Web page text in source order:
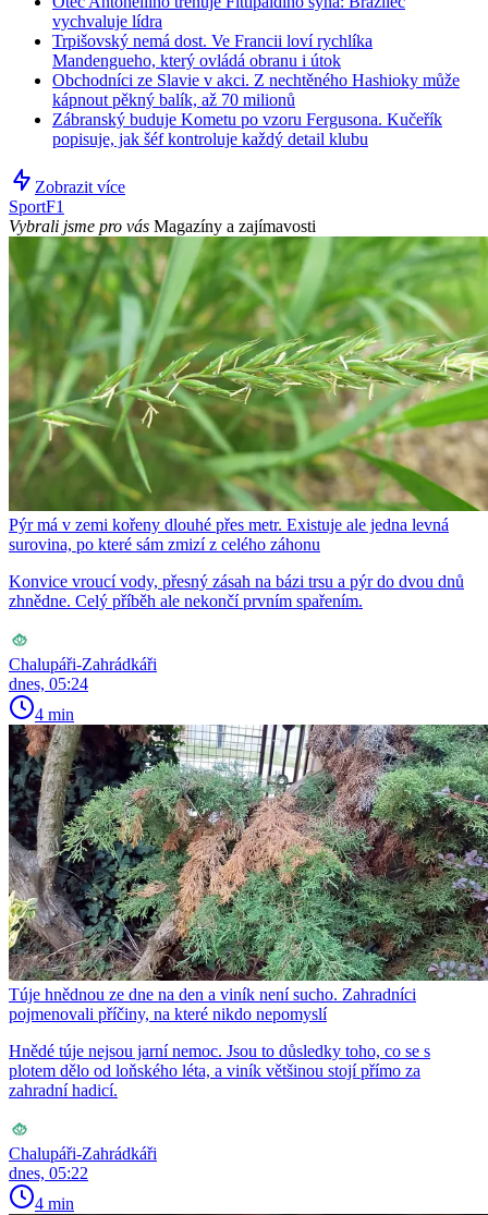
vychvaluje lídra
Trpišovský nemá dost. Ve Francii loví rychlíka
Mandengueho, který ovládá obranu i útok
Obchodníci ze Slavie v akci. Z nechtěného Hashioky může
kápnout pěkný balík, až 70 milionů
Zábranský buduje Kometu po vzoru Fergusona. Kučeřík
popisuje, jak šéf kontroluje každý detail klubu
Zobrazit více
SportF1
Vybrali jsme pro vás Magazíny a zajímavosti
Pýr má v zemi kořeny dlouhé přes metr. Existuje ale jedna levná
surovina, po které sám zmizí z celého záhonu
Konvice vroucí vody, přesný zásah na bázi trsu a pýr do dvou dnů
zhnědne. Celý příběh ale nekončí prvním spařením.
Chalupáři-Zahrádkáři
dnes, 05:24
4 min
Túje hnědnou ze dne na den a viník není sucho. Zahradníci
pojmenovali příčiny, na které nikdo nepomyslí
Hnědé túje nejsou jarní nemoc. Jsou to důsledky toho, co se s
plotem dělo od loňského léta, a viník většinou stojí přímo za
zahradní hadicí.
Chalupáři-Zahrádkáři
dnes, 05:22
4 min